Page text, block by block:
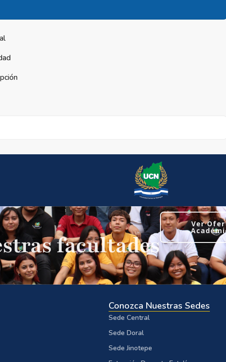
facultades
Ver
Conozca Nuestras Sedes
Sede Central
Sede Doral
Sede Jinotepe